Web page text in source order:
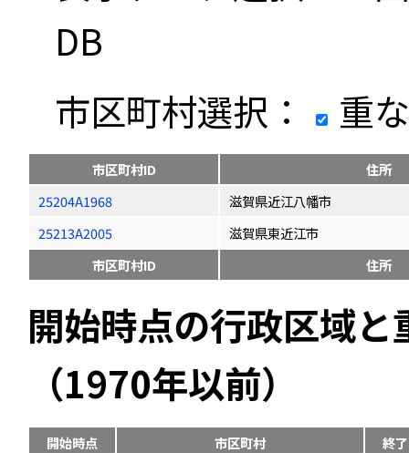
DB
市区町村選択：
重
市区町村ID
住所
25204A1968
滋賀県近江八幡市
25213A2005
滋賀県東近江市
市区町村ID
住所
開始時点の行政区域
（1970年以前）
開始時点 市区町村
終